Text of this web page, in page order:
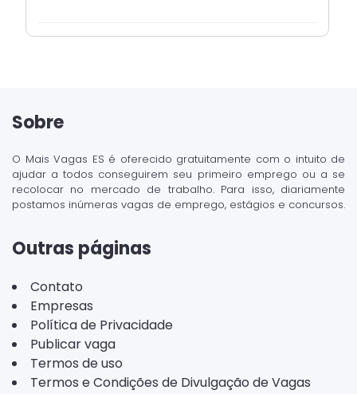
Sobre
O Mais Vagas ES é oferecido gratuitamente com o intuito de
ajudar a todos conseguirem seu primeiro emprego ou a se
recolocar no mercado de trabalho. Para isso, diariamente
postamos inúmeras vagas de emprego, estágios e concursos.
Outras páginas
Contato
Empresas
Política de Privacidade
Publicar vaga
Termos de uso
Termos e Condições de Divulgação de Vagas